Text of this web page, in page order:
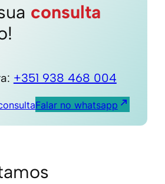
consulta
+351 938 468 004
Falar no whatsapp